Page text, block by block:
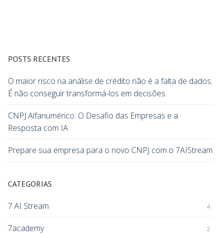
POSTS RECENTES
O maior risco na análise de crédito não é a falta de dados.
É não conseguir transformá-los em decisões.
CNPJ Alfanumérico: O Desafio das Empresas e a
Resposta com IA
Prepare sua empresa para o novo CNPJ com o 7AIStream
CATEGORIAS
7 AI Stream 4
7academy 2